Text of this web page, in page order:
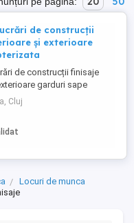
de construcții
și exterioare
de construcții finisaje
garduri sape
apartamente case la roșu
Cluj
Locuri de munca